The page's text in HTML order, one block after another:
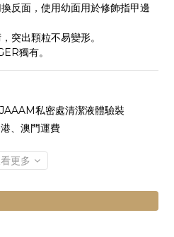
反面，使用幼面用於修飾指甲邊
突出顆粒不易變形。
獨有。
私密處清潔液體驗裝
、澳門運費
更多